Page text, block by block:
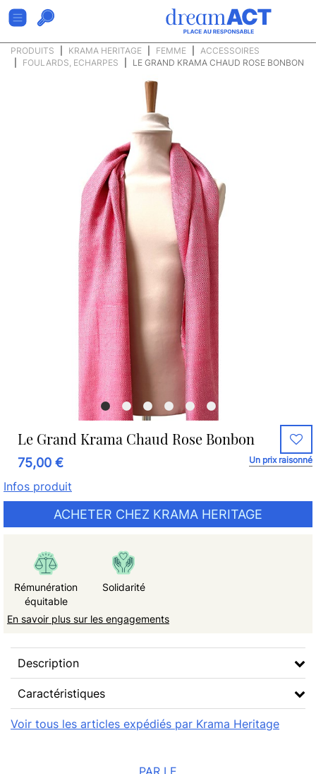
PRODUITS KRAMA HERITAGE FEMME
ACCESSOIRES
FOULARDS, ECHARPES
LE GRAND KRAMA CHAUD ROSE BONBON
Le Grand Krama Chaud Rose Bonbon
75,00 € Un prix raisonné
Infos produit
ACHETER CHEZ KRAMA HERITAGE
Rémunération
équitable
Solidarité
En savoir plus sur les engagements
Description
Caractéristiques
Voir tous les articles expédiés par Krama Heritage
PAR LE